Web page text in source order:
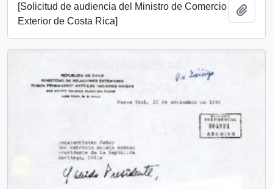
[Solicitud de audiencia del Ministro de Comercio
Exterior de Costa Rica]